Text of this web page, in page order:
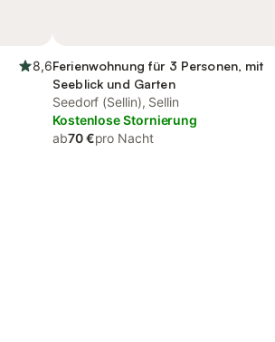
8,6Ferienwohnung für 3 Personen, mit
Seeblick und Garten
Seedorf (Sellin), Sellin
Kostenlose Stornierung
ab70 €pro Nacht